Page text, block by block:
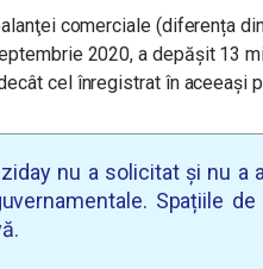
comerciale (diferența
2020, a depășit 13
cel înregistrat în aceeași
nu a solicitat și nu
Spațiile